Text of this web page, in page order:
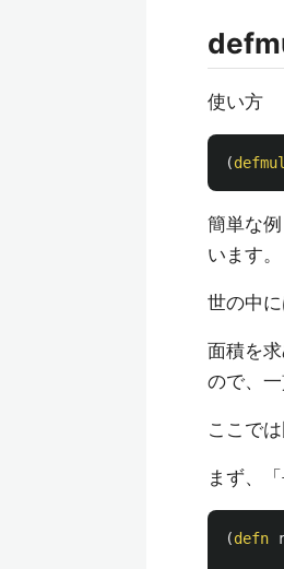
使い方
(
簡単な
います。
世の中
面積を
ので、
ここで
まず、
(defn